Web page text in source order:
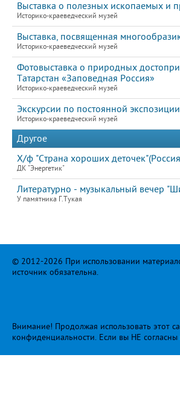
Выставка о полезных ископаемых и
Историко-краеведческий музей
Выставка, посвященная
Историко-краеведческий музей
Фотовыставка о природных
Татарстан «Заповедная Россия»
Историко-краеведческий музей
Экскурсии по постоянной
Историко-краеведческий музей
Другое
Х/ф "Страна хороших
ДК "Энергетик"
Литературно - музыкальный вечер
У памятника Г.Тукая
© 2012-2026 При использовании
источник обязательна.
Внимание! Продолжая использовать этот
конфиденциальности. Если вы НЕ согласны